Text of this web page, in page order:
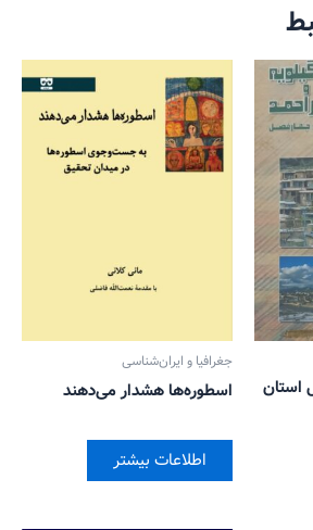
استان
جغرافیا و ایران‌شناسی
اسطوره‌ها هشدار می‌دهند
اطلاعات بیشتر